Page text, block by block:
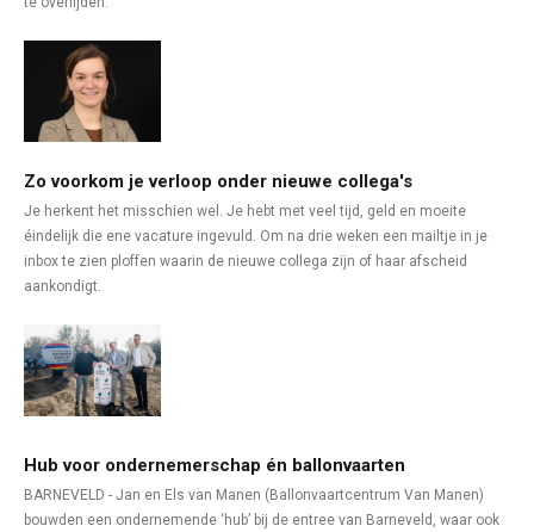
Zo voorkom je verloop onder nieuwe collega's
Je herkent het misschien wel. Je hebt met veel tijd, geld en moeite
éindelijk die ene vacature ingevuld. Om na drie weken een mailtje in je
inbox te zien ploffen waarin de nieuwe collega zijn of haar afscheid
aankondigt.
Hub voor ondernemerschap én ballonvaarten
BARNEVELD - Jan en Els van Manen (Ballonvaartcentrum Van Manen)
bouwden een ondernemende ‘hub’ bij de entree van Barneveld, waar ook